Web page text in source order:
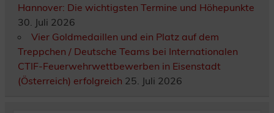
Hannover: Die wichtigsten Termine und Höhepunkte
30. Juli 2026
Vier Goldmedaillen und ein Platz auf dem
Treppchen / Deutsche Teams bei Internationalen
CTIF-Feuerwehrwettbewerben in Eisenstadt
(Österreich) erfolgreich 25. Juli 2026